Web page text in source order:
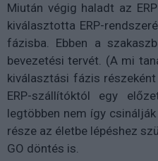
Miután végig haladt az
kiválasztotta ERP-
fázisba. Ebben a
bevezetési tervét. (A mi
kiválasztási fázis
ERP-szállítóktól egy
legtöbben nem így
része az életbe lépéshez
GO döntés is.